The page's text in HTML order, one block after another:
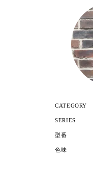
CATEGORY
SERIES
型番
色味